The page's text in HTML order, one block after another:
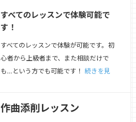
すべてのレッスンで体験可能で
す！
すべてのレッスンで体験が可能です。初
心者から上級者まで、また相談だけで
も…という方でも可能です！ 続きを見
作曲添削レッスン